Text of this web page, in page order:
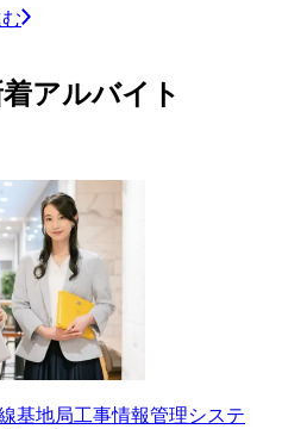
アルバイト
基地局工事情報管理システ